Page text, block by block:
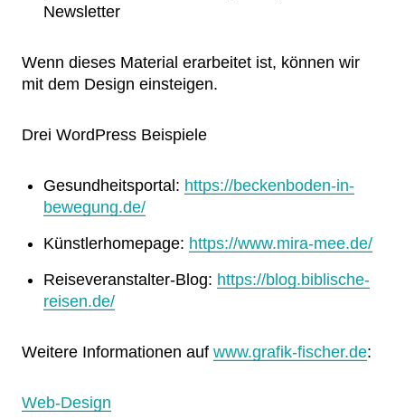
Newsletter
Wenn dieses Material erarbeitet ist, können wir
mit dem Design einsteigen.
Drei WordPress Beispiele
Gesundheitsportal: https://beckenboden-in-
bewegung.de/
Künstlerhomepage: https://www.mira-mee.de/
Reiseveranstalter-Blog: https://blog.biblische-
reisen.de/
Weitere Informationen auf www.grafik-fischer.de:
Web-Design